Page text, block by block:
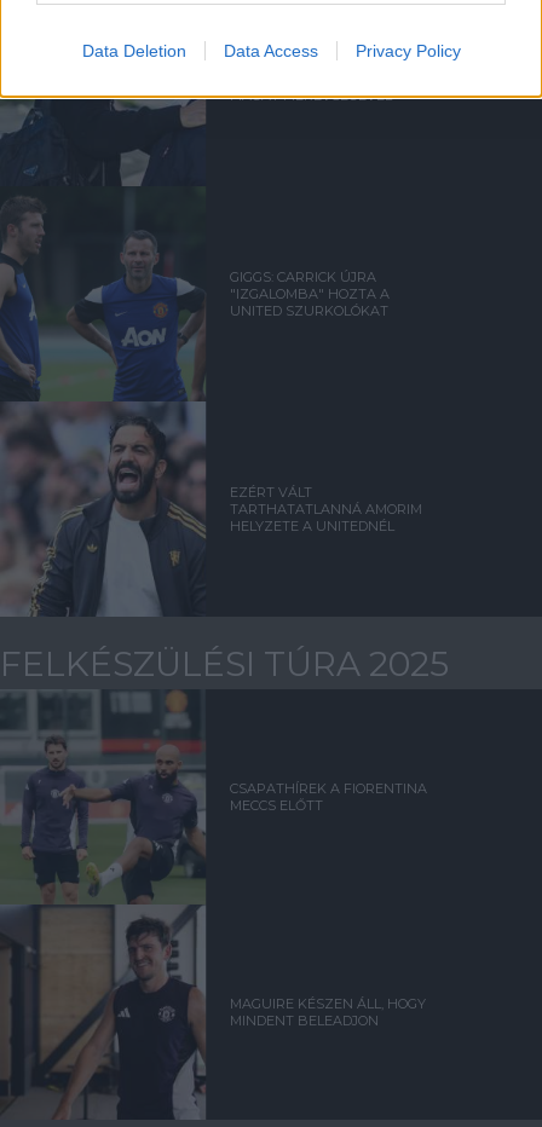
Data Deletion Data Access Privacy Policy
BERRADA: AMORIM
MAGÁT MEREVSÉGÉVEL
GIGGS: CARRICK ÚJRA
"IZGALOMBA" HOZTA A
UNITED SZURKOLÓKAT
EZÉRT VÁLT
TARTHATATLANNÁ AMORIM
HELYZETE A UNITEDNÉL
FELKÉSZÜLÉSI TÚRA 2025
CSAPATHÍREK A FIORENTINA
MECCS ELŐTT
MAGUIRE KÉSZEN ÁLL, HOGY
MINDENT BELEADJON